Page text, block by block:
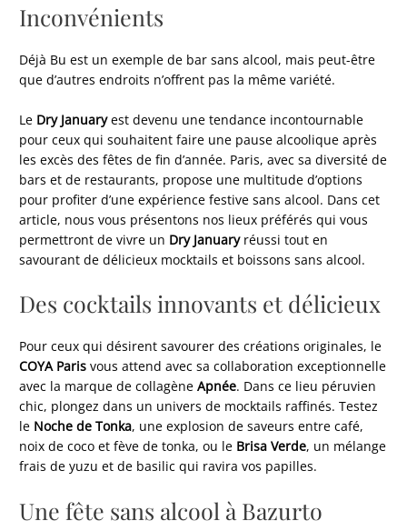
Inconvénients
Déjà Bu est un exemple de bar sans alcool, mais peut-être
que d’autres endroits n’offrent pas la même variété.
Le Dry Januaryest devenu une tendance incontournable
pour ceux qui souhaitent faire une pause alcoolique après
les excès des fêtes de fin d’année. Paris, avec sa diversité de
bars et de restaurants, propose une multitude d’options
pour profiter d’une expérience festive sans alcool. Dans cet
article, nous vous présentons nos lieux préférés qui vous
permettront de vivre un Dry Januaryréussi tout en
savourant de délicieux mocktails et boissons sans alcool.
Des cocktails innovants et délicieux
Pour ceux qui désirent savourer des créations originales, le
COYA Paris vous attend avec sa collaboration exceptionnelle
avec la marque de collagèneApnée. Dans ce lieu péruvien
chic, plongez dans un univers de mocktails raffinés. Testez
le Noche de Tonka, une explosion de saveurs entre café,
noix de coco et fève de tonka, ou le Brisa Verde, un mélange
frais de yuzu et de basilic qui ravira vos papilles.
Une fête sans alcool à Bazurto